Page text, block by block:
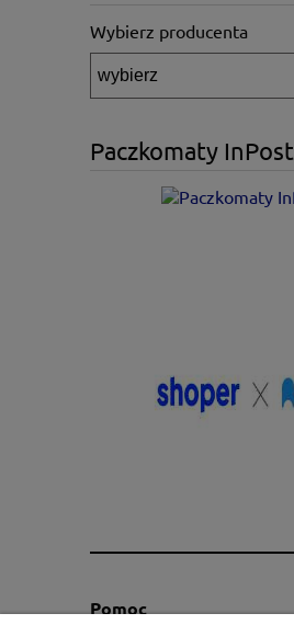
Wybierz producenta
Paczkomaty InPost
Pomoc